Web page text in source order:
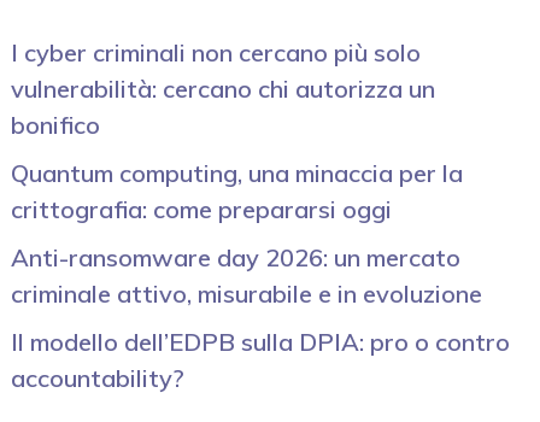
I cyber criminali non cercano più solo
vulnerabilità: cercano chi autorizza un
bonifico
Quantum computing, una minaccia per la
crittografia: come prepararsi oggi
Anti-ransomware day 2026: un mercato
criminale attivo, misurabile e in evoluzione
Il modello dell’EDPB sulla DPIA: pro o contro
accountability?